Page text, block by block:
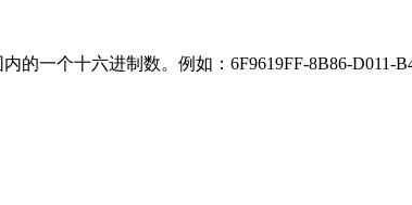
一个十六进制数。例如：6F9619FF-8B86-D011-